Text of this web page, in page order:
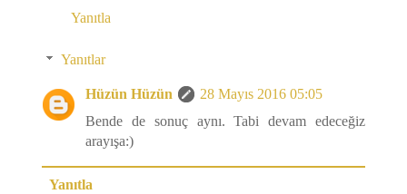
Yanıtla
Yanıtlar
Hüzün Hüzün
28 Mayıs 2016 05:05
Bende de sonuç aynı. Tabi devam edeceğiz
arayışa:)
Yanıtla